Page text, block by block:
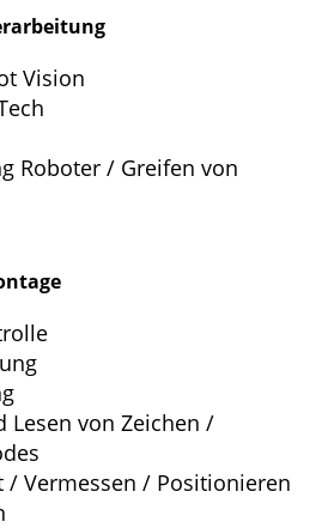
Vision
Roboter / Greifen von
Lesen von Zeichen /
/ Vermessen / Positionieren